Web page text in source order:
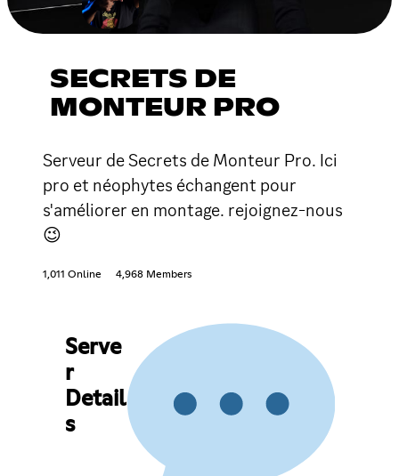
SECRETS DE
MONTEUR PRO
Serveur de Secrets de Monteur Pro. Ici
pro et néophytes échangent pour
s'améliorer en montage. rejoignez-nous
😉
1,011 Online 4,968 Members
Serve
r
Detail
s